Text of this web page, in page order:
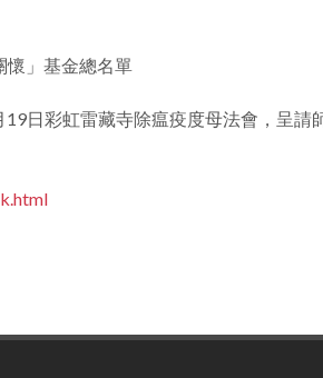
懷」基金總名單
日彩虹雷藏寺除瘟疫度母法會，呈請